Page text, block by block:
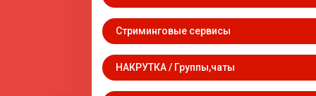
Стриминговые сервисы
НАКРУТКА / Группы,чаты